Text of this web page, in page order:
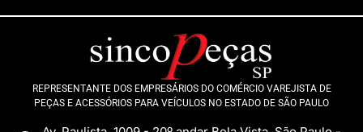
REPRESENTANTE DOS EMPRESÁRIOS DO COMÉRCIO VAREJISTA DE
PEÇAS E ACESSÓRIOS PARA VEÍCULOS NO ESTADO DE SÃO PAULO